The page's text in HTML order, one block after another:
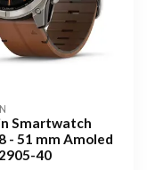
Smartwatch
- 51 mm Amoled
40